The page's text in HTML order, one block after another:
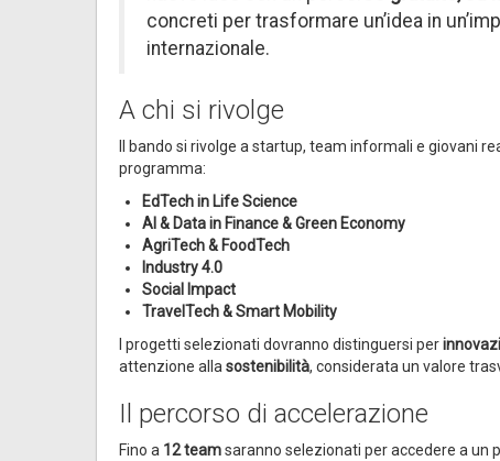
concreti per trasformare un’idea in
internazionale.
A chi si rivolge
Il bando si rivolge a startup, team informali e giovani
programma:
EdTech in Life Science
AI & Data in Finance & Green Economy
AgriTech & FoodTech
Industry 4.0
Social Impact
TravelTech & Smart Mobility
I progetti selezionati dovranno distinguersi per
attenzione allasostenibilità, considerata un valore
Il percorso di accelerazione
Fino a 12 teamsaranno selezionati per accedere a un